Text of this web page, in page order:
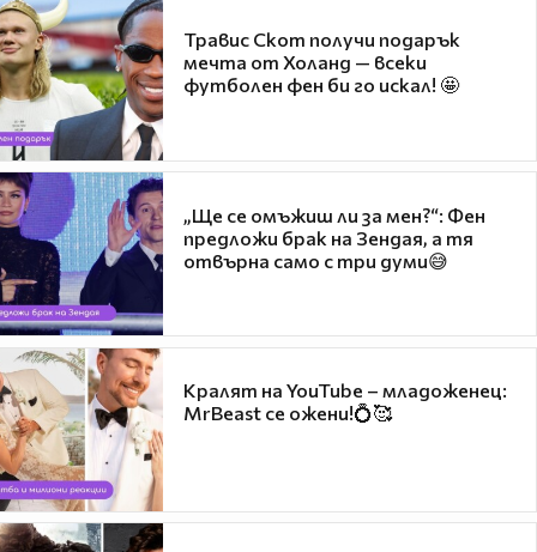
Травис Скот получи подарък
мечта от Холанд — всеки
футболен фен би го искал! 🤩
„Ще се омъжиш ли за мен?“: Фен
предложи брак на Зендая, а тя
отвърна само с три думи😅
Кралят на YouTube – младоженец:
MrBeast се ожени!💍🥰